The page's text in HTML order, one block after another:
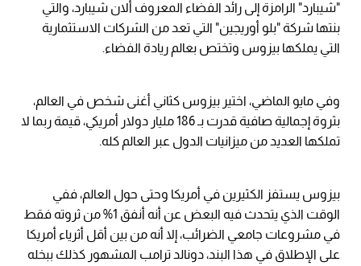
"شيبارد" الرامزة إلى رائد الفضاء المعروف ألان شيبارد، والتي
بنتها شركة "بلو أوريجين" التي تعد من الشركات الاستثمارية
التي يملكها بيزوس وتختص بعالم ريادة الفضاء.
وفي مايو الماضي، اختير بيزوس كثاني أغنى شخص في العالم،
بثروة إجمالية صافية قدرت بـ 186 مليار دولار أمريكي، قيمة ربما لا
تملكها العديد من ميزانيات الدول عبر العالم كله.
بيزوس يستفز الكثيرين في أمريكا وحتى حول العالم، ففي
الوقت الذي يتحدث فيه البعض عن أنه أنفق 1% من ثروته فقط
في مشروعات جامعي الضرائب، إلا أنه من بين أقل أثرياء أمريكا
على الإطلاق في هذا البند، دونالد ترامب المشهور كذلك ببخله